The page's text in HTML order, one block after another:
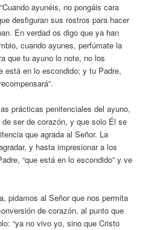
ayunéis, no pongáis cara
desfiguran sus rostros para hacer
En verdad os digo que ya han
cuando ayunes, perfúmate la
que tu ayuno lo note, no los
está en lo escondido; y tu Padre,
prácticas penitenciales del ayuno,
ser de corazón, y que solo Él se
que agrada al Señor. La
y hasta impresionar a los
“que está en lo escondido” y ve
pidamos al Señor que nos permita
de corazón, al punto que
“ya no vivo yo, sino que Cristo